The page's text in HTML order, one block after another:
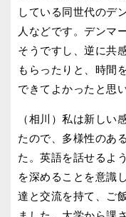
している同世代のデ
人などです。デンマ
そうですし、逆に共
もらったりと、時間
できてよかったと思
（相川）私は新しい
たので、多様性のあ
た。英語を話せるよ
を深めることを意識
達と交流を持て、ご